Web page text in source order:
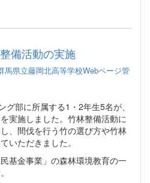
備活動の実施
馬県立藤岡北高等学校Webページ管
部に所属する1・2年生5名が、
実施しました。竹林整備活動に
、間伐を行う竹の選び方や竹林
いただきました。
基金事業」の森林環境教育の一